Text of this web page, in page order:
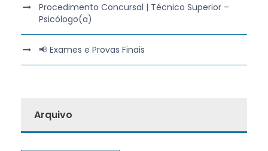
Procedimento Concursal | Técnico Superior –
Psicólogo(a)
📢 Exames e Provas Finais
Arquivo